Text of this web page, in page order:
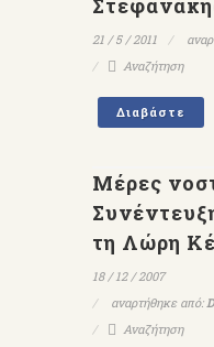
21 / 5 / 2011
Αναζήτηση
Διαβάστε
Μέρες
τη Λώρη
18 / 12 / 2007
αναρτήθηκε από:
Αναζήτηση